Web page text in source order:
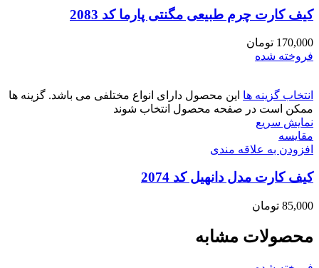
کیف کارت چرم طبیعی مگنتی پارما کد 2083
170,000 تومان
فروخته شده
انتخاب گزینه ها این محصول دارای انواع مختلفی می باشد. گزینه ها
ممکن است در صفحه محصول انتخاب شوند
نمایش سریع
مقايسه
افزودن به علاقه مندی
کیف کارت مدل دانهیل کد 2074
85,000 تومان
محصولات مشابه